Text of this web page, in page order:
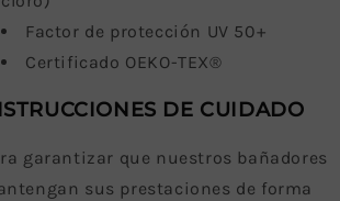
Factor de protección UV 50+
Certificado OEKO-TEX®
DE CUIDADO
garantizar que nuestros bañadores
sus prestaciones de forma